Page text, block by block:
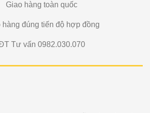
Giao hàng toàn quốc
hàng đúng tiến độ hợp đồng
Tư vấn 0982.030.070